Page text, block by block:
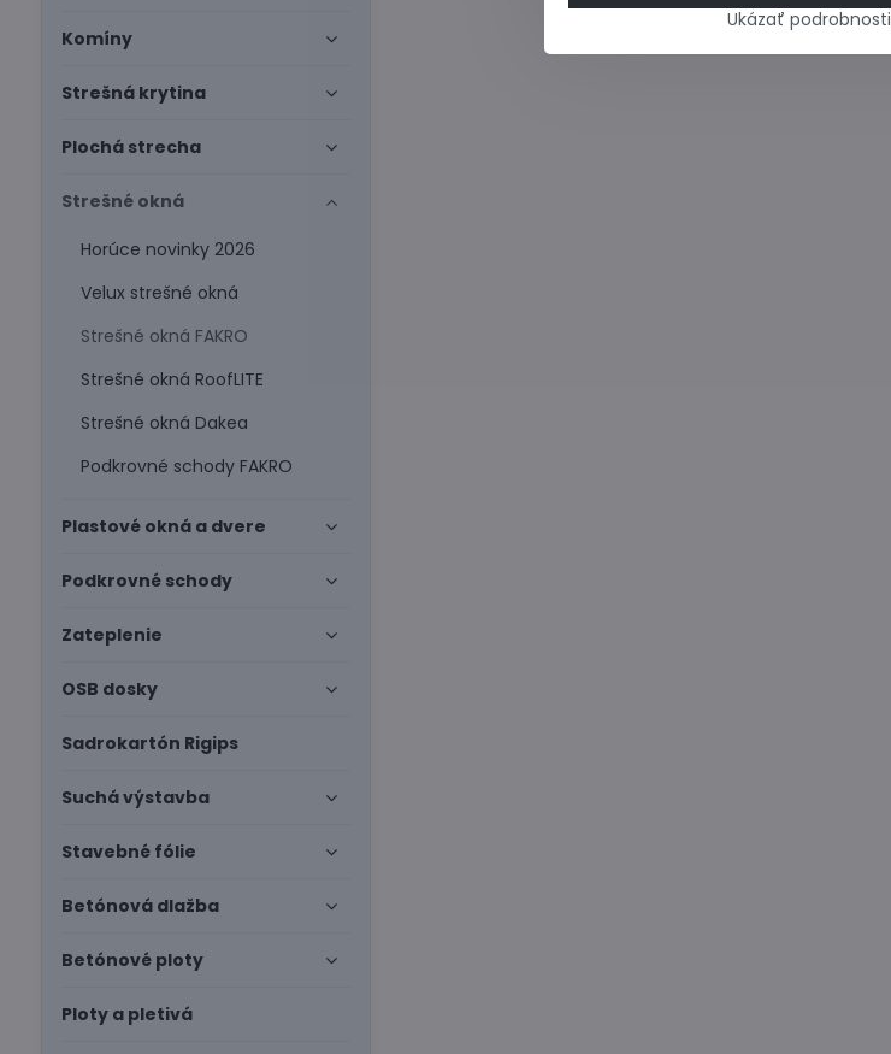
Komíny
Strešná krytina
Plochá strecha
Strešné okná
Horúce novinky 2026
Velux strešné okná
Strešné okná FAKRO
Strešné okná RoofLITE
Strešné okná Dakea
Podkrovné schody FAKRO
Plastové okná a dvere
Podkrovné schody
Zateplenie
OSB dosky
Sadrokartón Rigips
Suchá výstavba
Stavebné fólie
Betónová dlažba
Betónové ploty
Ploty a pletivá
Ukázať podrobnosti